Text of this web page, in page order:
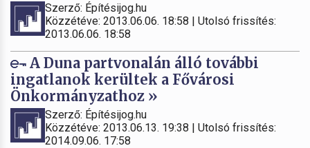
Szerző: Építésijog.hu
Közzétéve: 2013.06.06. 18:58 | Utolsó frissítés:
2013.06.06. 18:58
A Duna partvonalán álló további
ingatlanok kerültek a Fővárosi
Önkormányzathoz »
Szerző: Építésijog.hu
Közzétéve: 2013.06.13. 19:38 | Utolsó frissítés:
2014.09.06. 17:58